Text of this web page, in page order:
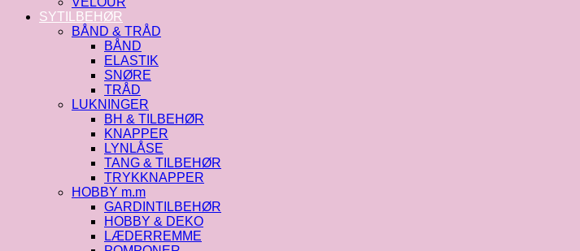
SYTILBEHØR
BÅND & TRÅD
BÅND
ELASTIK
SNØRE
TRÅD
LUKNINGER
BH & TILBEHØR
KNAPPER
LYNLÅSE
TANG & TILBEHØR
TRYKKNAPPER
HOBBY m.m
GARDINTILBEHØR
HOBBY & DEKO
LÆDERREMME